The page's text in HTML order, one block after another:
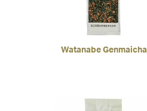
Watanabe Genmaicha